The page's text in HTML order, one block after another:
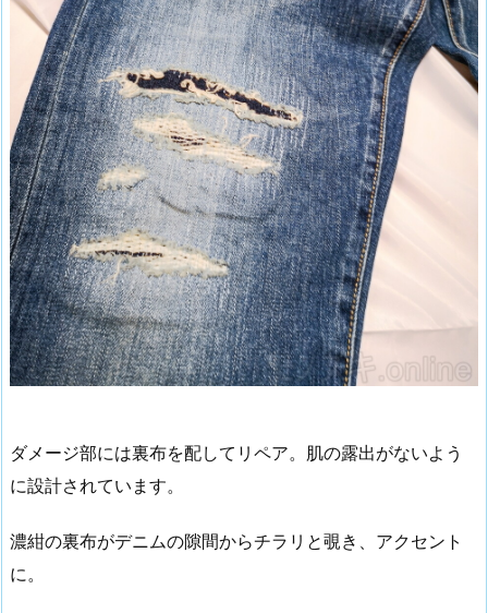
ダメージ部には裏布を配してリペア。肌の露出がないよう
に設計されています。
濃紺の裏布がデニムの隙間からチラリと覗き、アクセント
に。